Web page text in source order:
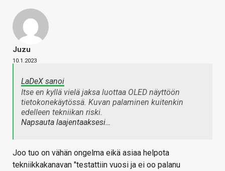
Juzu
10.1.2023
LaDeX sanoi
Itse en kyllä vielä jaksa luottaa OLED näyttöön
tietokonekäytössä. Kuvan palaminen kuitenkin
edelleen tekniikan riski.
Napsauta laajentaaksesi…
Joo tuo on vähän ongelma eikä asiaa helpota
tekniikkakanavan "testattiin vuosi ja ei oo palanu